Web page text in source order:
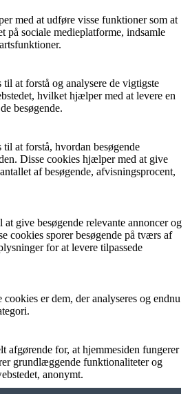
med at udføre visse funktioner som at
på sociale medieplatforme, indsamle
at forstå og analysere de vigtigste
hvilket hjælper med at levere en
besøgende.
at forstå, hvordan besøgende
Disse cookies hjælper med at give
af besøgende, afvisningsprocent,
give besøgende relevante annoncer og
cookies sporer besøgende på tværs af
for at levere tilpassede
er dem, der analyseres og endnu
afgørende for, at hjemmesiden fungerer
grundlæggende funktionaliteter og
anonymt.